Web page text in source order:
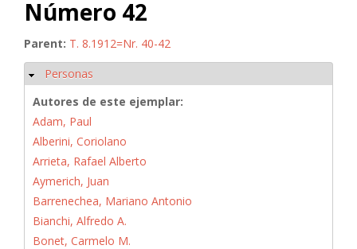
Número 42
Parent: T. 8.1912=Nr. 40-42
Ocultar
Personas
Autores de este ejemplar:
Adam, Paul
Alberini, Coriolano
Arrieta, Rafael Alberto
Aymerich, Juan
Barrenechea, Mariano Antonio
Bianchi, Alfredo A.
Bonet, Carmelo M.